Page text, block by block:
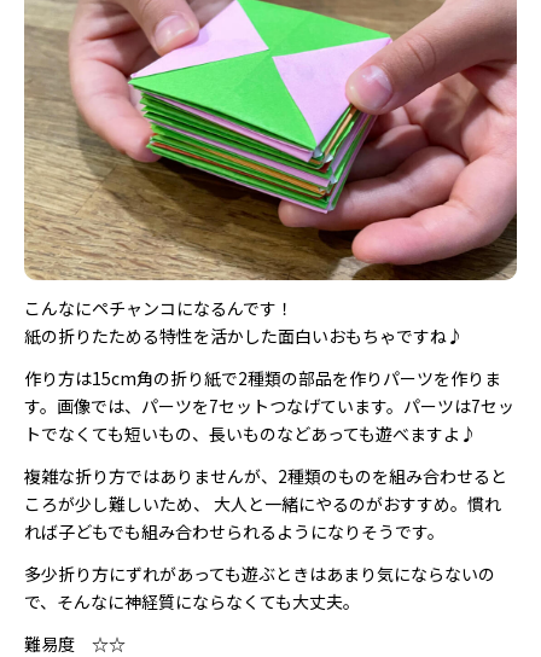
こんなにペチャンコになるんです！
紙の折りたためる特性を活かした面白いおもちゃですね♪
作り方は15cm角の折り紙で2種類の部品を作りパーツを作りま
す。画像では、パーツを7セットつなげています。パーツは7セッ
トでなくても短いもの、長いものなどあっても遊べますよ♪
複雑な折り方ではありませんが、2種類のものを組み合わせると
ころが少し難しいため、 大人と一緒にやるのがおすすめ。慣れ
れば子どもでも組み合わせられるようになりそうです。
多少折り方にずれがあっても遊ぶときはあまり気にならないの
で、そんなに神経質にならなくても大丈夫。
難易度 ☆☆